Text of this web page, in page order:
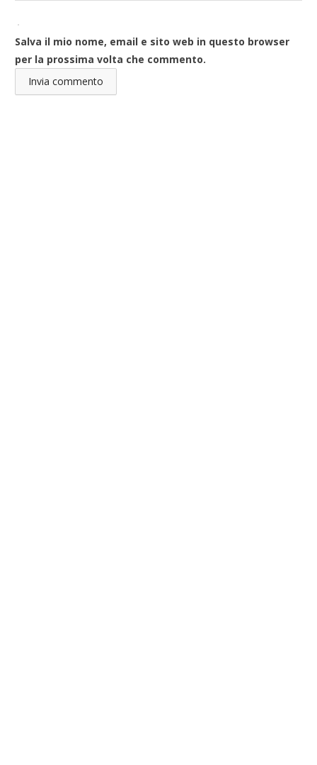
Salva il mio nome, email e sito web in questo browser
per la prossima volta che commento.